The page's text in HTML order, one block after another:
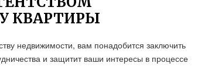
КВАРТИРЫ
недвижимости, вам понадобится заключить
и защитит ваши интересы в процессе